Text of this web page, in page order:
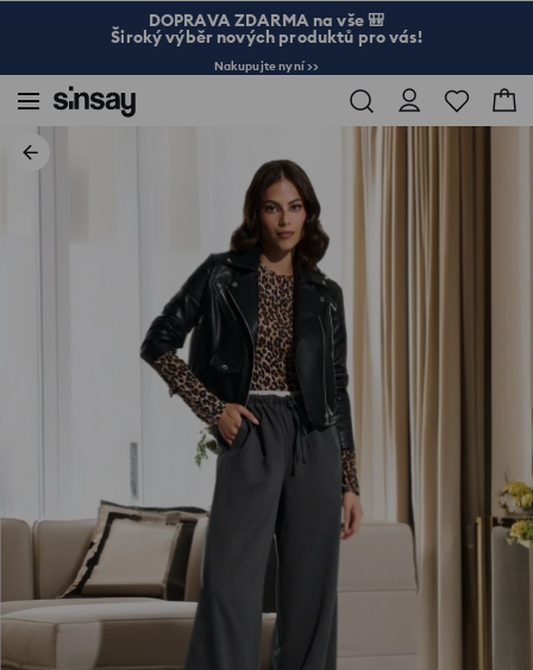
DOPRAVA ZDARMA na vše 🎒
Široký výběr nových produktů pro vás!
Nakupujte nyní >>